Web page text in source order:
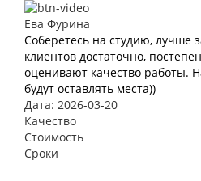
Ева Фурина
Соберетесь на студию, лучше
клиентов достаточно,
оценивают качество работы.
будут оставлять места))
Дата: 2026-03-20
Качество
Стоимость
Сроки